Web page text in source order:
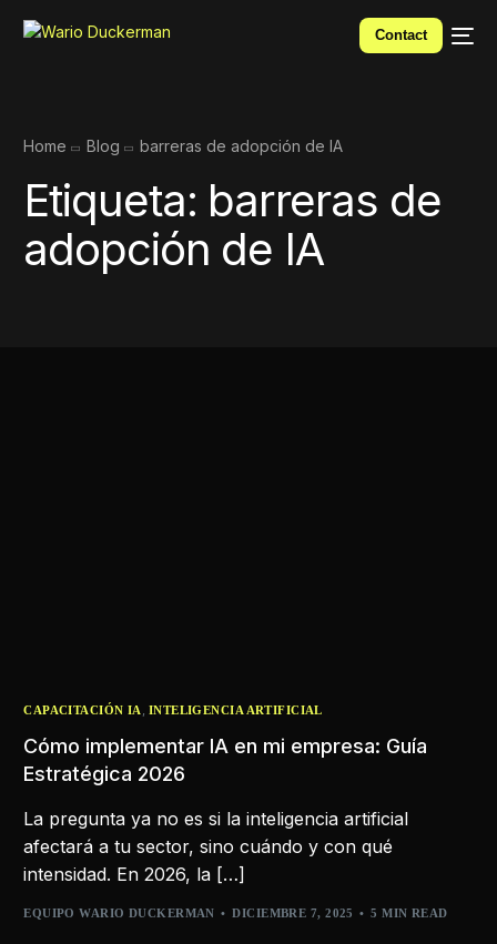
Contact
Home Blog barreras de adopción de IA
Etiqueta: barreras de
adopción de IA
CAPACITACIÓN IA , INTELIGENCIA ARTIFICIAL
Cómo implementar IA en mi empresa: Guía
Estratégica 2026
La pregunta ya no es si la inteligencia artificial
afectará a tu sector, sino cuándo y con qué
intensidad. En 2026, la […]
EQUIPO WARIO DUCKERMAN DICIEMBRE 7, 2025 5 MIN READ